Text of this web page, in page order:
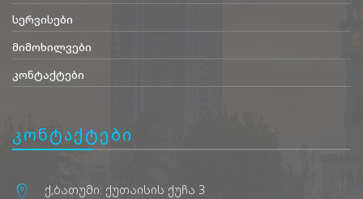
სერვისები
მიმოხილვები
კონტაქტები
კონტაქტები
ქ,ბათუმი: ქუთაისის ქუჩა 3